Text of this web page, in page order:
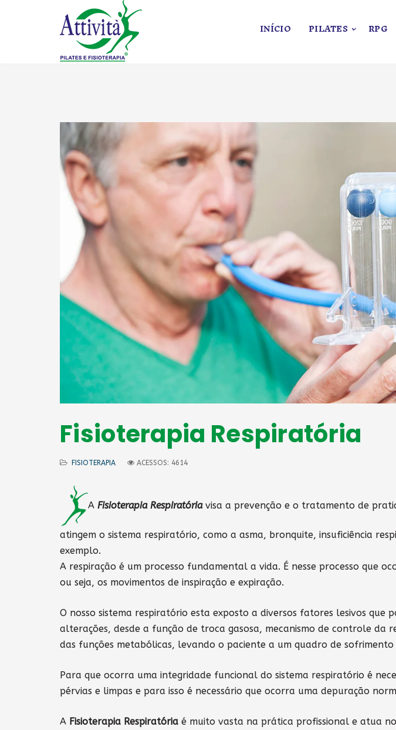
INÍCIO PILATES RPG
Fisioterapia Respiratória
FISIOTERAPIA ACESSOS: 4614
A Fisioterapia Respiratóriavisa a prevenção e o tratamento de
atingem o sistema respiratório, como a asma, bronquite, insuficiência
exemplo.
A respiração é um processo fundamental a vida. É nesse processo que
ou seja, os movimentos de inspiração e expiração.
O nosso sistema respiratório esta exposto a diversos fatores lesivos que
alterações, desde a função de troca gasosa, mecanismo de controle da
das funções metabólicas, levando o paciente a um quadro de sofrimento
Para que ocorra uma integridade funcional do sistema respiratório é
pérvias e limpas e para isso é necessário que ocorra uma depuração
A Fisioterapia Respiratória é muito vasta na prática profissional e atua